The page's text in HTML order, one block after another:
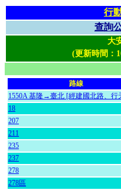
行
查詢
大
(更新時間：
路線
1550A 基隆→臺北 [經建國北路、行
18
207
211
235
237
278
278區